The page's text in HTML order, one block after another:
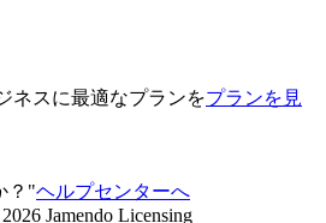
ネスに最適なプランをプランを見
？"ヘルプセンターへ
2026 Jamendo Licensing